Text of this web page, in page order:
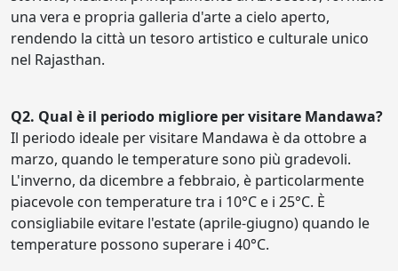
una vera e propria galleria d'arte a cielo aperto,
rendendo la città un tesoro artistico e culturale unico
nel Rajasthan.
Q2. Qual è il periodo migliore per visitare Mandawa?
Il periodo ideale per visitare Mandawa è da ottobre a
marzo, quando le temperature sono più gradevoli.
L'inverno, da dicembre a febbraio, è particolarmente
piacevole con temperature tra i 10°C e i 25°C. È
consigliabile evitare l'estate (aprile-giugno) quando le
temperature possono superare i 40°C.